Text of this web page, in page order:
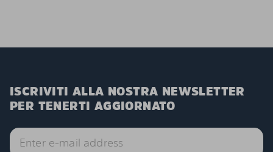
ISCRIVITI ALLA NOSTRA NEWSLETTER
PER TENERTI AGGIORNATO